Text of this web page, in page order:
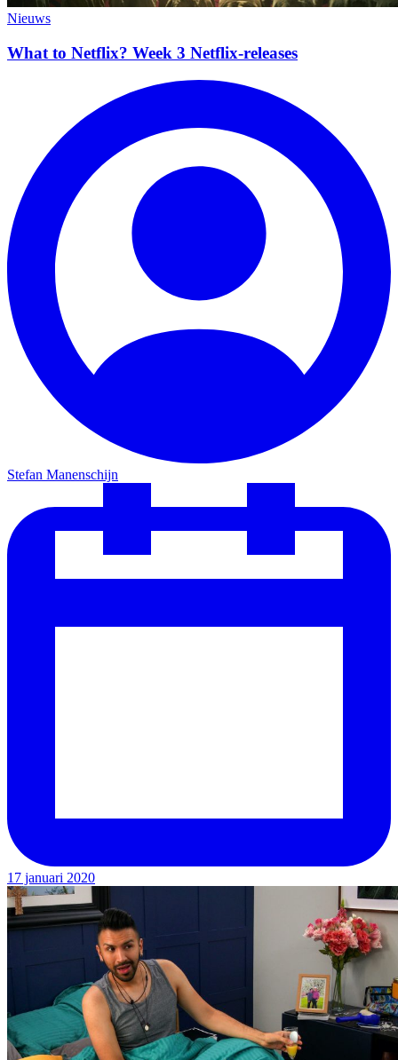
Nieuws
What to Netflix? Week 3 Netflix-releases
Stefan Manenschijn
17 januari 2020